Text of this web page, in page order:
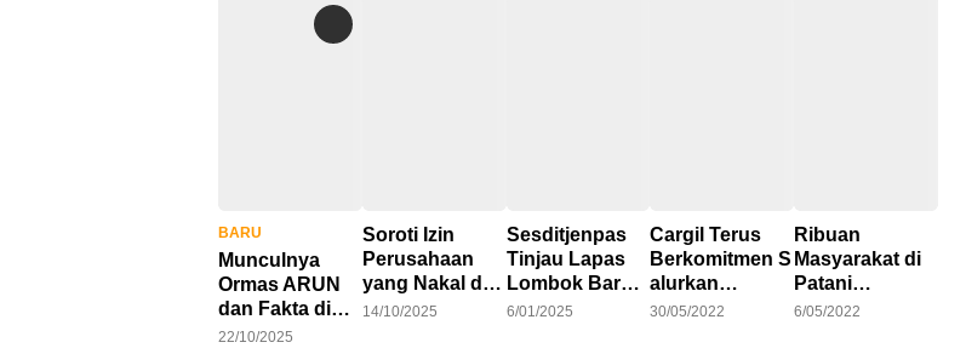
BARU
Munculnya
Ormas ARUN
dan Fakta di
Balik Konflik
22/10/2025
Soroti Izin
Perusahaan
yang Nakal di
Ketapang,
14/10/2025
Sesditjenpas
Tinjau Lapas
Lombok Barat,
Dorong
6/01/2025
Cargil Terus
Berkomitmen S
alurkan
Bantuan
30/05/2022
Ribuan
Masyarakat di
Patani
Thailand, Gelar
6/05/2022